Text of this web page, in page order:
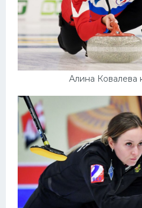
Алина Ковалева